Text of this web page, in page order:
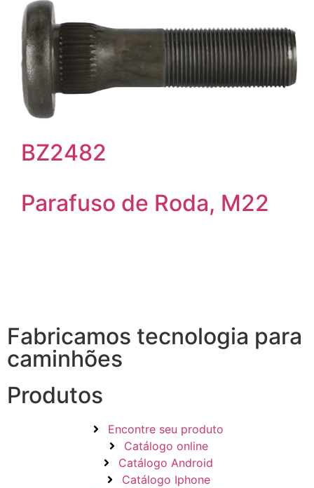
BZ2482
Parafuso de Roda, M22
Fabricamos tecnologia para
caminhões
Produtos
Encontre seu produto
Catálogo online
Catálogo Android
Catálogo Iphone